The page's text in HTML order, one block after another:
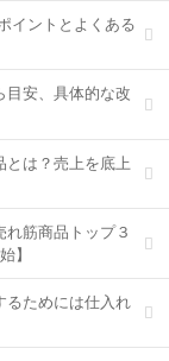
イントとよくある
目安、具体的な改
とは？売上を底上
筋商品トップ３
】
るためには仕入れ